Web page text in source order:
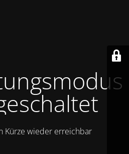
Kürze wieder erreichbar